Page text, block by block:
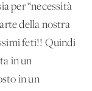
per “necessità
della nostra
feti!! Quindi
in un
in un